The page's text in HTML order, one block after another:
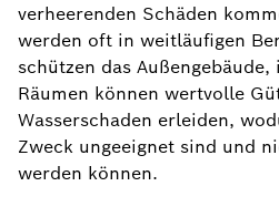
verheerenden Schäden
werden oft in weitläufigen
schützen das Außengebäude,
Räumen können wertvolle
Wasserschaden erleiden,
Zweck ungeeignet sind und
werden können.